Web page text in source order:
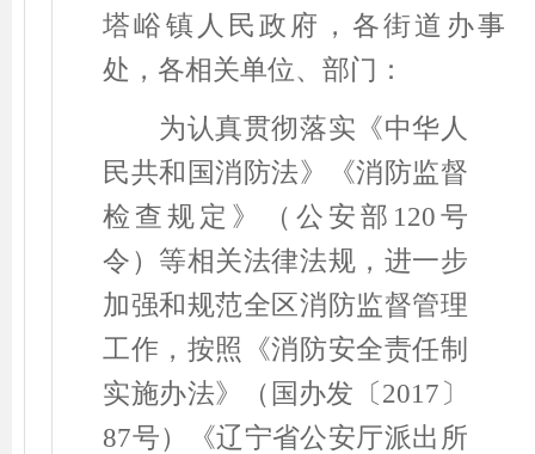
塔峪镇人民政府，各街道办事
处，各相关单位、部门：
为认真贯彻落实《中华人
民共和国消防法》《消防监督
检查规定》
（ 公安部 120 号
令）等相关法律法规，进一步
加强和规范全区消防监督管理
工作，按照《消防安全责任制
实施办法》（国办发 〔 2017 〕
87号）
《辽宁省公安厅派出所